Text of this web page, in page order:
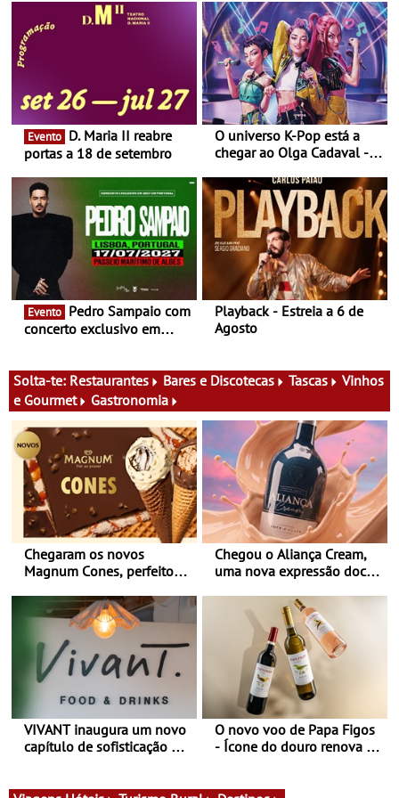
Evento
portas a 18 de setembro
O universo K-Pop está a
chegar ao Olga Cadaval - A
Evento
concerto exclusivo em
Playback - Estreia a 6 de
Agosto
Solta-te: Restaurantes Bares e Discotecas Tascas
Vinhos
e Gourmet
Gastronomia
Chegaram os novos
Magnum Cones, perfeitos
Chegou o Aliança Cream,
uma nova expressão doce
VIVANT inaugura um novo
capítulo de sofisticação no
O novo voo de Papa Figos
- Ícone do douro renova a